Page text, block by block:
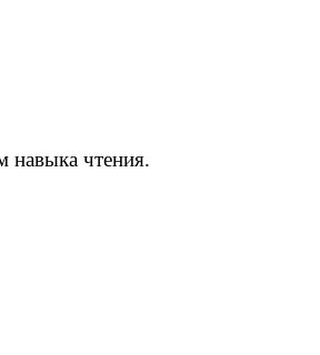
навыка чтения.